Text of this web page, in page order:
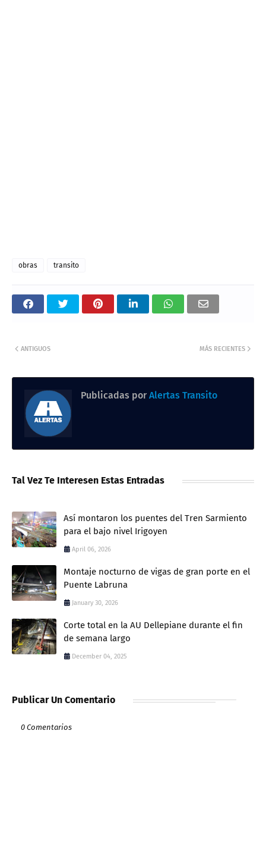
obras transito
MÁS RECIENTES
ANTIGUOS
Publicadas por Alertas Transito
Tal Vez Te Interesen Estas Entradas
Así montaron los puentes del Tren Sarmiento
para el bajo nivel Irigoyen
April 06, 2026
Montaje nocturno de vigas de gran porte en el
Puente Labruna
January 30, 2026
Corte total en la AU Dellepiane durante el fin
de semana largo
December 04, 2025
Publicar Un Comentario
0 Comentarios